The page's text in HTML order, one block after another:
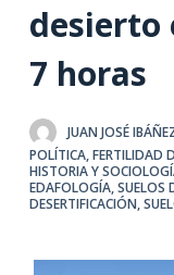
o
n
n
d
desierto
7 horas
JUAN JOSÉ
POLÍTICA,FERTILIDAD
HISTORIA Y
EDAFOLOGÍA,SUELOS
DESERTIFICACIÓN,